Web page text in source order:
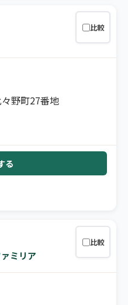
野町27番地
る
比較
ミリア
比較